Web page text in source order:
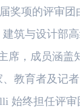
奖项的评审团
筑与设计部
席，成员涵盖
教育者及记
始终担任评